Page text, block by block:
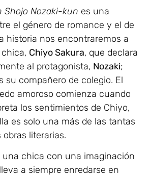
Shojo Nozaki-kun es una
el género de romance y el de
historia nos encontraremos a
Chiyo Sakura, que declara
al protagonista, Nozaki;
su compañero de colegio. El
amoroso comienza cuando
los sentimientos de Chiyo,
es solo una más de las tantas
literarias.
una chica con una imaginación
a siempre enredarse en